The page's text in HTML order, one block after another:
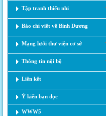
Tập tranh thiếu nhi
Báo chí viết về Bình Dương
Mạng lưới thư viện cơ sở
Thông tin nội bộ
Liên kết
Ý kiến bạn đọc
WWW5